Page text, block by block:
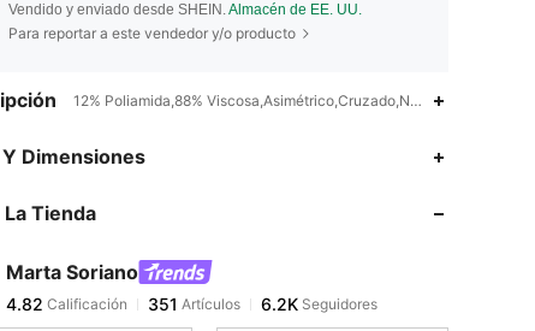
Vendido y enviado desde SHEIN.Almacén de EE. UU.
Para reportar a este vendedor y/o producto
12% Poliamida,88% Viscosa,Asimétrico,Cruzado,Nudo,Forrado
Dimensiones
Tienda
Marta Soriano
4.82
4.82 Calificación 351Artículos
i***spagó Hace 1 día